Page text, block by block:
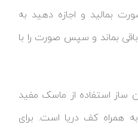
بمالید و اجازه دهید به
بماند و سپس صورت را با
ساز استفاده از ماسک مفید
به همراه کف دریا است. برای